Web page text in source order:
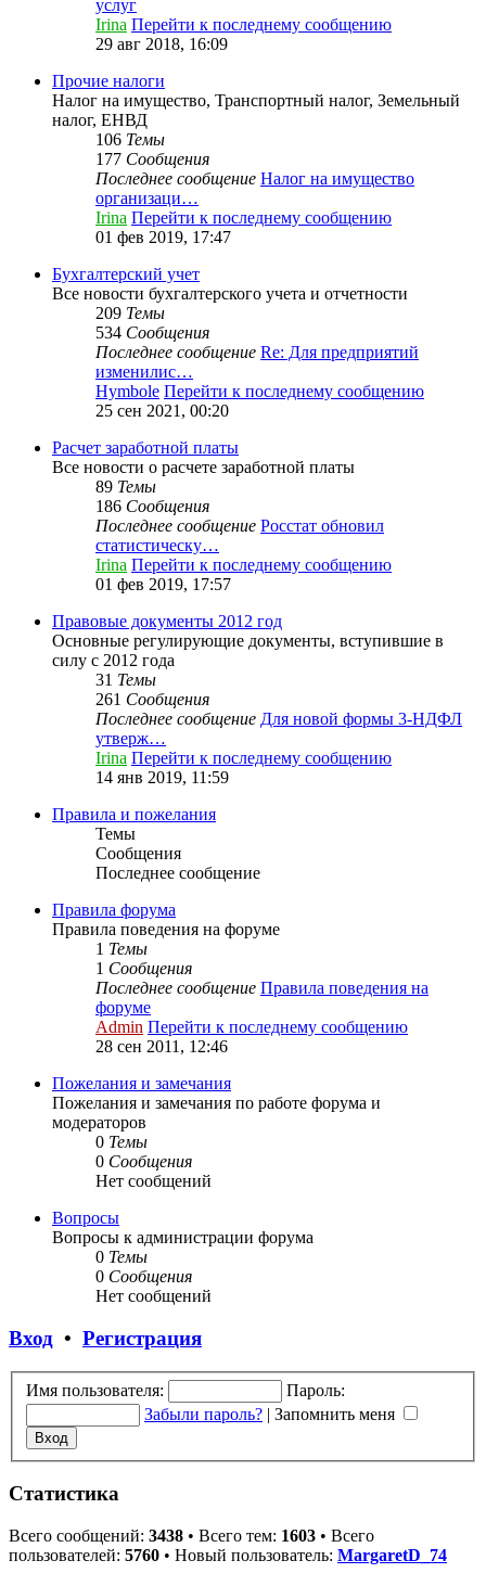
услуг
Irina Перейти к последнему сообщению
29 авг 2018, 16:09
Прочие налоги
Налог на имущество, Транспортный налог, Земельный
налог, ЕНВД
106 Темы
177 Сообщения
Последнее сообщение Налог на имущество
организаци…
Irina Перейти к последнему сообщению
01 фев 2019, 17:47
Бухгалтерский учет
Все новости бухгалтерского учета и отчетности
209 Темы
534 Сообщения
Последнее сообщение Re: Для предприятий
изменилис…
Hymbole Перейти к последнему сообщению
25 сен 2021, 00:20
Расчет заработной платы
Все новости о расчете заработной платы
89 Темы
186 Сообщения
Последнее сообщение Росстат обновил
статистическу…
Irina Перейти к последнему сообщению
01 фев 2019, 17:57
Правовые документы 2012 год
Основные регулирующие документы, вступившие в
силу с 2012 года
31 Темы
261 Сообщения
Последнее сообщение Для новой формы 3-НДФЛ
утверж…
Irina Перейти к последнему сообщению
14 янв 2019, 11:59
Правила и пожелания
Темы
Сообщения
Последнее сообщение
Правила форума
Правила поведения на форуме
1 Темы
1 Сообщения
Последнее сообщение Правила поведения на
форуме
Admin Перейти к последнему сообщению
28 сен 2011, 12:46
Пожелания и замечания
Пожелания и замечания по работе форума и
модераторов
0 Темы
0 Сообщения
Нет сообщений
Вопросы
Вопросы к администрации форума
0 Темы
0 Сообщения
Нет сообщений
Вход • Регистрация
Имя пользователя:
Пароль:
Забыли пароль? | Запомнить меня
Статистика
Всего сообщений: 3438 • Всего тем: 1603 • Всего
пользователей: 5760 • Новый пользователь: MargaretD_74